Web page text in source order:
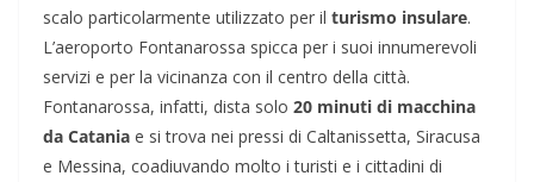
scalo particolarmente utilizzato per il turismo insulare.
L’aeroporto Fontanarossa spicca per i suoi innumerevoli
servizi e per la vicinanza con il centro della città.
Fontanarossa, infatti, dista solo 20 minuti di macchina
da Catania e si trova nei pressi di Caltanissetta, Siracusa
e Messina, coadiuvando molto i turisti e i cittadini di